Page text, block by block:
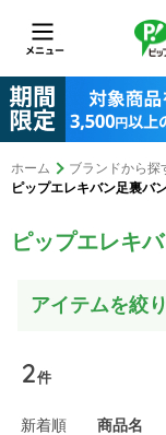
ホーム ブランドから探
ピップエレキバン足裏バ
ピップエレキ
2件
新着順 商品名